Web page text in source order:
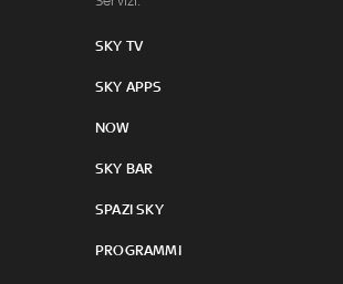
SKY TV
SKY APPS
NOW
SKY BAR
SPAZI SKY
PROGRAMMI